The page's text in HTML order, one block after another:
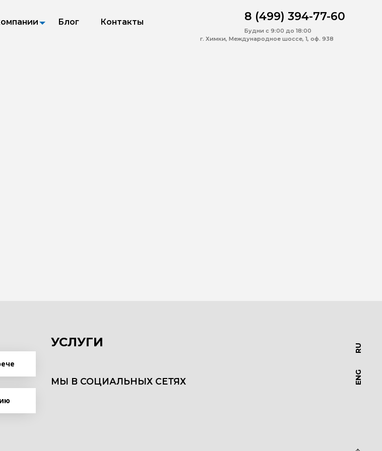
Блог Контакты 8 (499) 394-77-60
Будни с 9:00 до 18:00
г. Химки, Международное шоссе, 1, оф. 938
УСЛУГИ
МЫ В СОЦИАЛЬНЫХ СЕТЯХ ENG
RU